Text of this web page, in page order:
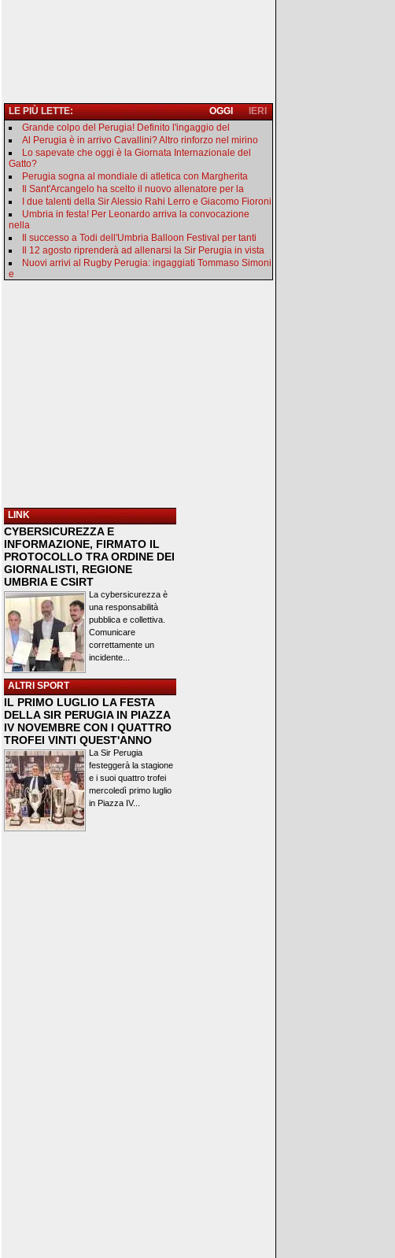
LE PIÙ LETTE: IERI
OGGI
Grande colpo del Perugia! Definito l'ingaggio del
Al Perugia è in arrivo Cavallini? Altro rinforzo nel mirino
Lo sapevate che oggi è la Giornata Internazionale del
Gatto?
Perugia sogna al mondiale di atletica con Margherita
Il Sant'Arcangelo ha scelto il nuovo allenatore per la
I due talenti della Sir Alessio Rahi Lerro e Giacomo Fioroni
Umbria in festa! Per Leonardo arriva la convocazione
nella
Il successo a Todi dell'Umbria Balloon Festival per tanti
Il 12 agosto riprenderà ad allenarsi la Sir Perugia in vista
Nuovi arrivi al Rugby Perugia: ingaggiati Tommaso Simoni
e
LINK
CYBERSICUREZZA E
INFORMAZIONE, FIRMATO IL
PROTOCOLLO TRA ORDINE DEI
GIORNALISTI, REGIONE
UMBRIA E CSIRT
La cybersicurezza è
una responsabilità
pubblica e collettiva.
Comunicare
correttamente un
incidente...
ALTRI SPORT
IL PRIMO LUGLIO LA FESTA
DELLA SIR PERUGIA IN PIAZZA
IV NOVEMBRE CON I QUATTRO
TROFEI VINTI QUEST'ANNO
La Sir Perugia
festeggerà la stagione
e i suoi quattro trofei
mercoledì primo luglio
in Piazza IV...